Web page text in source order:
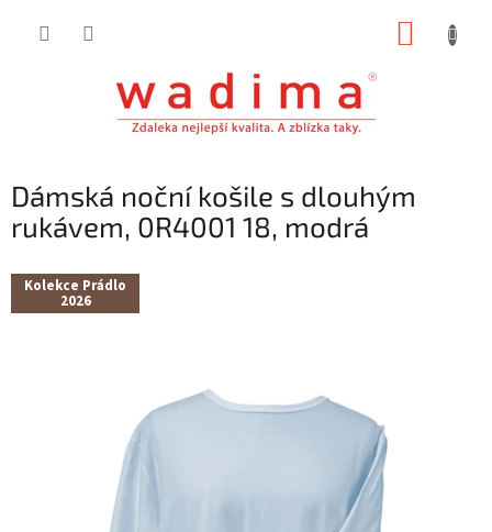
Dámská noční košile s dlouhým
rukávem, 0R4001 18, modrá
Kolekce Prádlo
2026